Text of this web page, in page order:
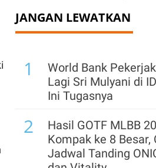
5
Ketimpangan
Meningkat, Manfaat
Kelompok Atas
Ada Usulan
Anggaran, Berapa
Besaran Defisit
2027?
Purbaya Relakan
JANGAN LEWATKAN
1
World Bank
Lagi Sri Mulyani di
Ini Tugasnya
2
Hasil GOTF MLBB
Kompak ke 8 Besar,
Jadwal Tanding